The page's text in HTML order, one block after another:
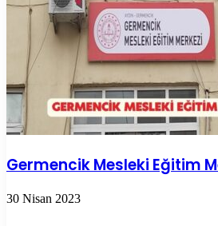
Germencik Mesleki Eğitim
30 Nisan 2023